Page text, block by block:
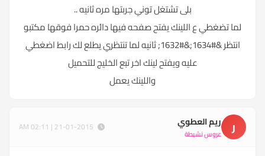
بلى تشتغل توني جربتها مره ثانيه ..
لما تضغطي ع اللينك يفتح صفحه فيها دائره حمرا فوقها مكتبو
انتظر &#1634;&#1632; ثانيه لما تنتظري يطلع لك رابط اضغطي
عليه ويفتح لينك اخر تبع الخليج للتحميل
واللينك يعمل
ر ريم العطوي
عروس نشيطة